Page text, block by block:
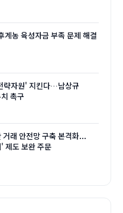
계농 육성자금 부족 문제 해결
략자원' 지킨다…남상규
촉구
래 안전망 구축 본격화...
제도 보완 주문